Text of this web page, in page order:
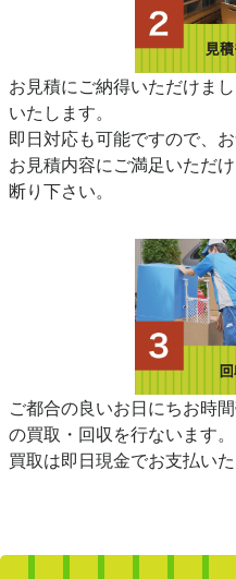
お見積にご納得いただけま
いたします。
即日対応も可能ですので、
お見積内容にご満足いただ
断り下さい。
ご都合の良いお日にちお時
の買取・回収を行ないます。
買取は即日現金でお支払いた